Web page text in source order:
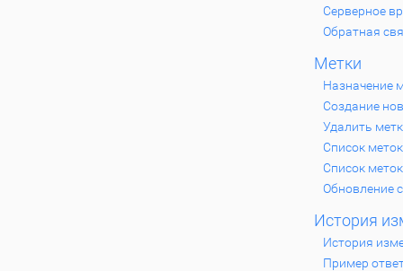
Серверное
Обратная
Метки
Назначение
Создание
Удалить
Список меток
Список меток
Обновление
История
История
Пример